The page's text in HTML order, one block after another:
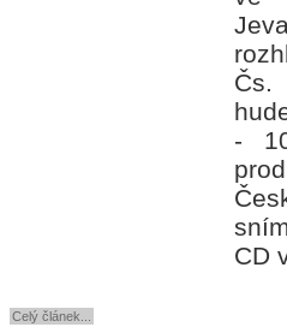
Čs.
-
CD
Celý článek...